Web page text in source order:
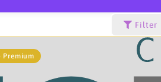
Filter
Premium